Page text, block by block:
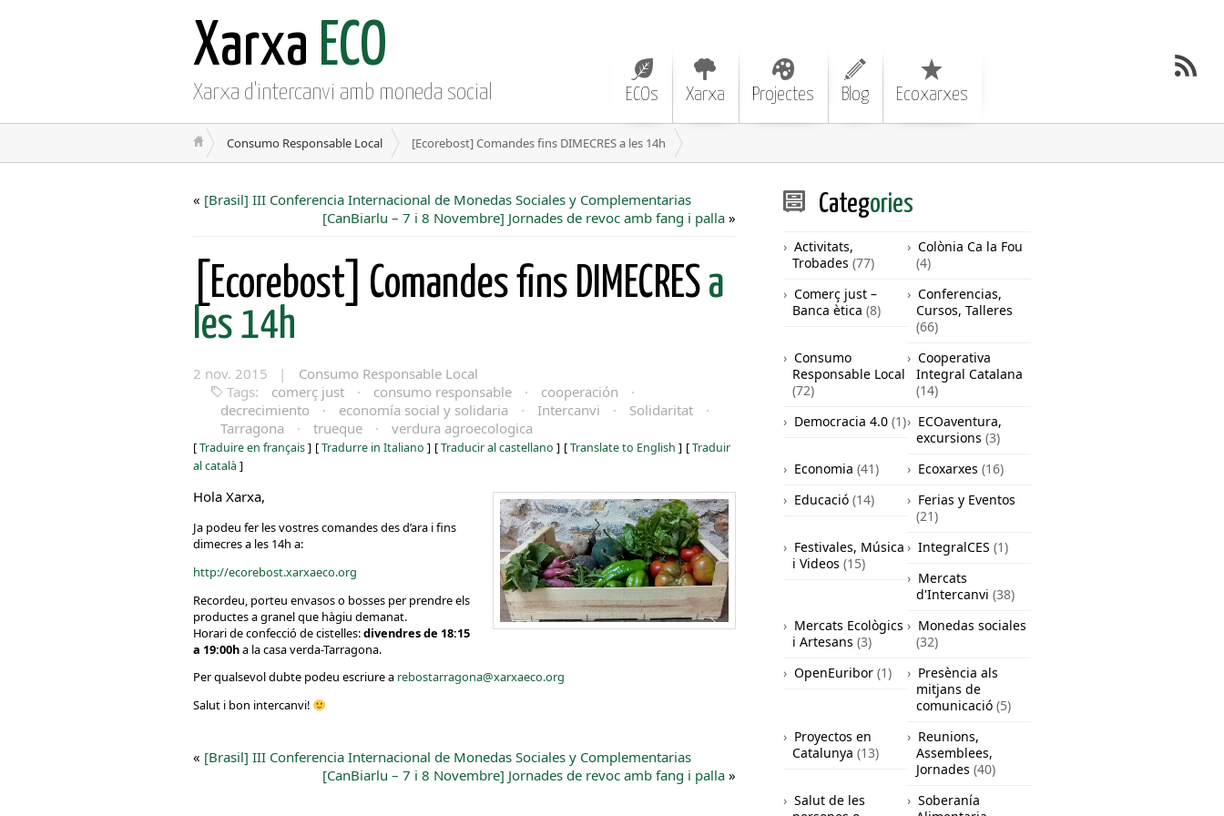
Xarxa ECO
Xarxa d'intercanvi amb moneda social ECOs Xarxa Projectes Blog Ecoxarxes
Consumo Responsable Local [Ecorebost] Comandes fins DIMECRES a les 14h
« [Brasil] III Conferencia Internacional de Monedas Sociales y Complementarias
[CanBiarlu – 7 i 8 Novembre] Jornades de revoc amb fang i palla »
[Ecorebost] Comandes fins DIMECRES a
les 14h
2 nov. 2015 |
Consumo Responsable Local
Tags:
comerç just · consumo responsable · cooperación
·
decrecimiento
· economía social y solidaria · Intercanvi · Solidaritat
·
Tarragona
· trueque · verdura agroecologica
[Traduire en français] [Tradurre in Italiano ] [Traducir al castellano ] [Translate to English ] [Traduir
al català ]
Hola Xarxa,
Ja podeu fer les vostres comandes des d’ara i fins
dimecres a les 14h a:
http://ecorebost.xarxaeco.org
Recordeu, porteu envasos o bosses per prendre els
productes a granel que hàgiu demanat.
Horari de confecció de cistelles:divendres de 18:15
a 19:00ha la casa verda-Tarragona.
Per qualsevol dubte podeu escriure a rebostarragona@xarxaeco.org
Salut i bon intercanvi!
« [Brasil] III Conferencia Internacional de Monedas Sociales y Complementarias
[CanBiarlu – 7 i 8 Novembre] Jornades de revoc amb fang i palla »
Categories
Activitats,
Trobades (77)
Colònia Ca la Fou
(4)
Comerç just –
Banca ètica (8)
Conferencias,
Cursos, Talleres
(66)
Consumo
Responsable Local
(72)
Cooperativa
Integral Catalana
(14)
Democracia 4.0 (1)
ECOaventura,
excursions (3)
Economia (41) Ecoxarxes (16)
Educació (14)
Ferias y Eventos
(21)
Festivales, Música
i Videos (15)
IntegralCES (1)
Mercats
d'Intercanvi (38)
Mercats Ecològics
i Artesans (3)
Monedas sociales
(32)
OpenEuribor (1)
Presència als
mitjans de
comunicació (5)
Proyectos en
Catalunya (13)
Reunions,
Assemblees,
Jornades (40)
Salut de les
Soberanía